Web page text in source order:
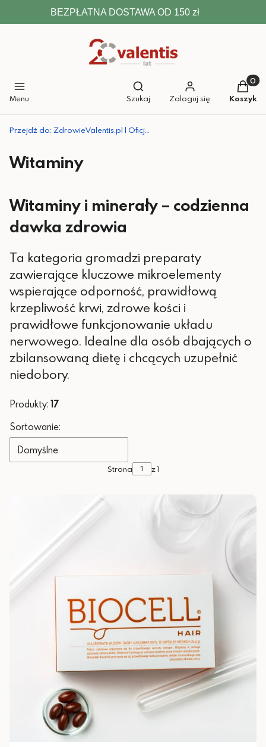
BEZPŁATNA DOSTAWA OD 150 zł
Menu
Otwórz wyszukiwarkę
Szukaj Zaloguj się Koszyk
Przejdź do: ZdrowieValentis.pl | Oficjalny sklep Valentis
Witaminy
Witaminy i minerały – codzienna
dawka zdrowia
Ta kategoria gromadzi preparaty
zawierające kluczowe mikroelementy
wspierające odporność, prawidłową
krzepliwość krwi, zdrowe kości i
prawidłowe funkcjonowanie układu
nerwowego. Idealne dla osób dbających o
zbilansowaną dietę i chcących uzupełnić
niedobory.
Produkty:17
Lista produktów
Sortowanie:
Domyślne
Strona z 1